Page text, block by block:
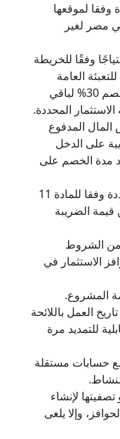
لموقعها
مصر لغير
وفقًا للخريطة
العامة
والإحصاء، بنسبة تصل إلى 50%، وخصم 30% لباقي
المحددة.
80% من رأس المال المدفوع
على الدخل
ألا تزيد مدة الخصم على
تحصل المشروعات الصناعية المحددة وفقا للمادة 11
بين 35% و55% من قيمة الضريبة
من الشروط
الاستثمار في
المشروع.
3 سنوات من تاريخ العمل باللائحة
للتمديد مرة
حسابات مستقلة
لإنشاء
وإلا يلغى